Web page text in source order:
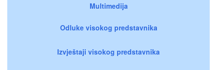
Multimedija
Odluke visokog predstavnika
Izvještaji visokog predstavnika